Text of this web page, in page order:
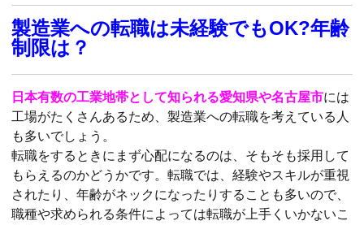
製造業への転職は未経験でもOK?年齢
制限は？
日本有数の工業地帯として知られる愛知県や名古屋市には
工場がたくさんあるため、製造業への転職を考えている人
も多いでしょう。
転職をするときにまず心配になるのは、そもそも採用して
もらえるのかどうかです。転職では、経験やスキルが重視
されたり、年齢がネックになったりすることも多いので、
職種や求められる条件によっては転職が上手くいかないこ